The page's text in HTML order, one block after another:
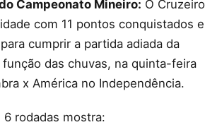
Campeonato Mineiro: O Cruzeiro
com 11 pontos conquistados e
cumprir a partida adiada da
das chuvas, na quinta-feira
x América no Independência.
rodadas mostra: